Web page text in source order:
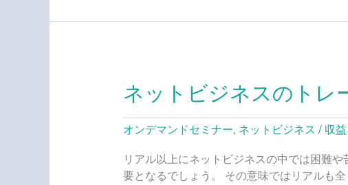
（準
ネットビジネスのトレ
オンデマンドセミナー, ネットビジネス / 収
リアル以上にネットビジネスの中では困難
要となるでしょう。 その意味ではリアルも
ネ
ッ
ト
ビ
ジ
ネ